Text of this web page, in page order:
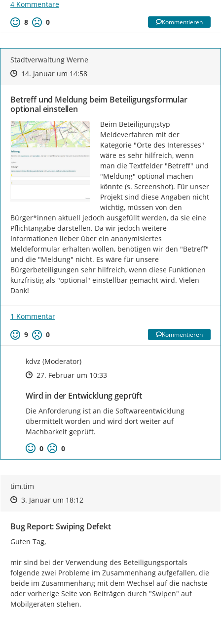
4 Kommentare
8
0 Kommentieren
Stadtverwaltung Werne
Zeitpunkt des Erstellens
Zeitpunkt des Erstellens
14. Januar um 14:58Zur Äußerung
Betreff und Meldung beim Beteiligungsformular
optional einstellen
Beim Beteiligungstyp
Meldeverfahren mit der
Kategorie "Orte des Interesses"
wäre es sehr hilfreich, wenn
man die Textfelder "Betreff" und
"Meldung" optional machen
könnte (s. Screenshot). Für unser
Projekt sind diese Angaben nicht
wichtig, müssen von den
Bürger*innen aktuell jedoch ausgefüllt werden, da sie eine
Pflichtangabe darstellen. Da wir jedoch weitere
Informationen lieber über ein anonymisiertes
Meldeformular erhalten wollen, benötigen wir den "Betreff"
und die "Meldung" nicht. Es wäre für unsere
Bürgerbeteiligungen sehr hilfreich, wenn diese Funktionen
kurzfristig als "optional" einstellbar gemacht wird. Vielen
Dank!
1 Kommentar
9
0 Kommentieren
kdvz (Moderator)
Zeitpunkt des Erstellens
Zeitpunkt des Erstellens
27. Februar um 10:33Zur Äußerung
Wird in der Entwicklung geprüft
Die Anforderung ist an die Softwareentwicklung
übermittelt worden und wird dort weiter auf
Machbarkeit geprüft.
0
0
tim.tim
Zeitpunkt des Erstellens
Zeitpunkt des Erstellens
3. Januar um 18:12Zur Äußerung
Bug Report: Swiping Defekt
Guten Tag,
mir sind bei der Verwendung des Beteiligungsportals
folgende zwei Probleme im Zusammenhang aufgefallen, die
beide im Zusammenhang mit dem Wechsel auf die nächste
oder vorherige Seite von Beiträgen durch "Swipen" auf
Mobilgeräten stehen.